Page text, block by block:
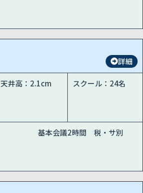
詳細
天井高：2.1cm スクール：24名
基本会議2時間 税・サ別